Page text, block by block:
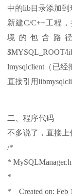
中的lib目录添加到
新建C/C++工程
境的包含路
lmysqlclient（已
直接引用
二、程序代码
不多说了，直接上
/*
*
*
* Created on: Feb